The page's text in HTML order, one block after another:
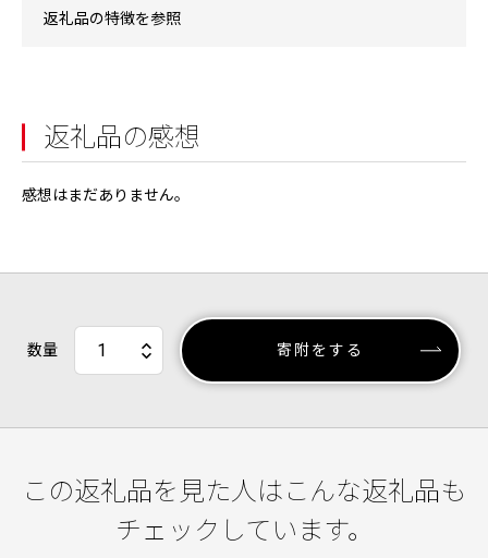
返礼品の特徴を参照
返礼品の感想
感想はまだありません。
数量 寄附をする
この返礼品を見た人はこんな返礼品も
チェックしています。